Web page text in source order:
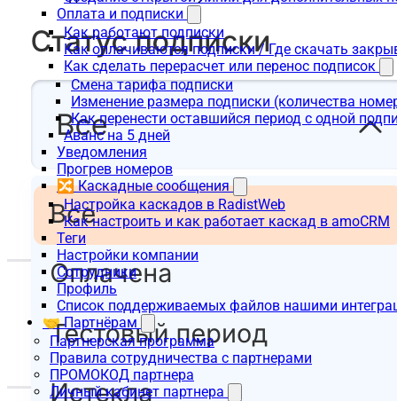
Оплата и подписки
Как работают подписки
Как оплачиваются подписки / Где скачать
Как сделать перерасчет или перенос подписок
Смена тарифа подписки
Изменение размера подписки (количества
Как перенести оставшийся период с одной
Аванс на 5 дней
Уведомления
Прогрев номеров
🔀 Каскадные сообщения
Настройка каскадов в RadistWeb
Как настроить и как работает каскад в amoCRM
Теги
Настройки компании
Сотрудники
Профиль
Список поддерживаемых файлов нашими
🤝 Партнёрам
Партнерская программа
Правила сотрудничества с партнерами
ПРОМОКОД партнера
Личный кабинет партнера